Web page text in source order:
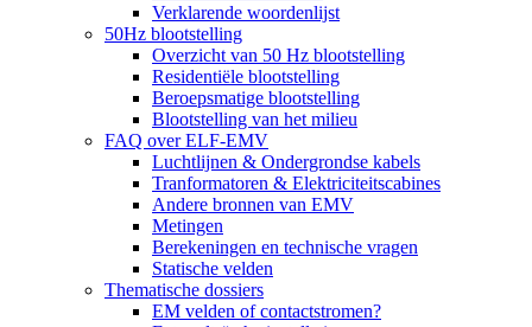
Verklarende woordenlijst
50Hz blootstelling
Overzicht van 50 Hz blootstelling
Residentiële blootstelling
Beroepsmatige blootstelling
Blootstelling van het milieu
FAQ over ELF-EMV
Luchtlijnen & Ondergrondse kabels
Tranformatoren & Elektriciteitscabines
Andere bronnen van EMV
Metingen
Berekeningen en technische vragen
Statische velden
Thematische dossiers
EM velden of contactstromen?